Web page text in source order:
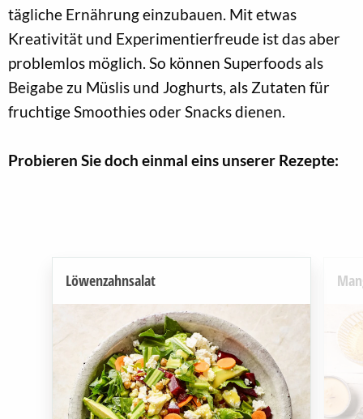
tägliche Ernährung einzubauen. Mit etwas
Kreativität und Experimentierfreude ist das aber
problemlos möglich. So können Superfoods als
Beigabe zu Müslis und Joghurts, als Zutaten für
fruchtige Smoothies oder Snacks dienen.
Probieren Sie doch einmal eins unserer Rezepte:
Löwenzahnsalat